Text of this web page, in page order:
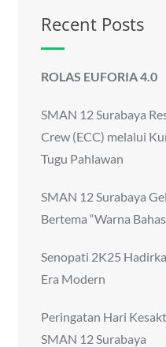
Recent Posts
ROLAS EUFORIA 4.0
SMAN 12 Surabaya
Crew (ECC) melalui
Tugu Pahlawan
SMAN 12 Surabaya
Bertema “Warna
Senopati 2K25
Era Modern
Peringatan Hari
SMAN 12 Surabaya